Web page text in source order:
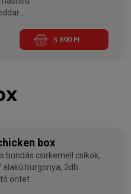
3 890 Ft
box
bundás csirkemell csíkok,
alakú burgonya, 2db
öntet